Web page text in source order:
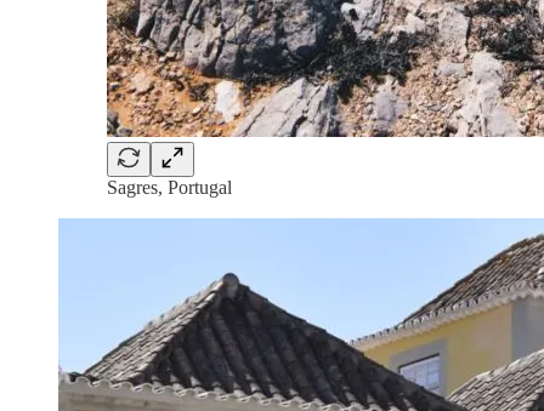
Sagres, Portugal